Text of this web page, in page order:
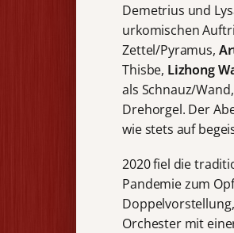
Demetrius und
urkomischen
Zettel/Pyramus,
Thisbe, Lizhong
als Schnauz/
Drehorgel. Der
wie stets auf
2020 fiel die
Pandemie zum
Orchester mit